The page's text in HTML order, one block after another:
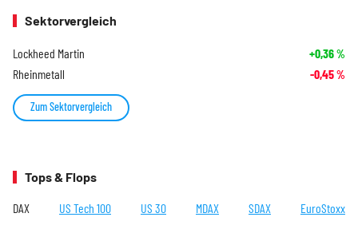
Sektorvergleich
Lockheed Martin +0,36%
Rheinmetall -0,45%
Zum Sektorvergleich
Tops & Flops
DAX US Tech 100 US 30 MDAX SDAX EuroStoxx